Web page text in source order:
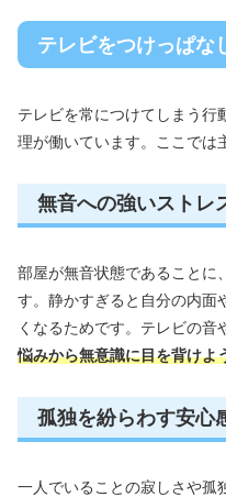
テレビをつけっぱな
テレビを常につけてしまう行
理が働いています。ここでは
無音への強いストレ
部屋が無音状態であることに
す。静かすぎると自分の内面
くなるためです。テレビの音
悩みから無意識に目を背けよ
孤独を紛らわす安心
一人でいることの寂しさや孤